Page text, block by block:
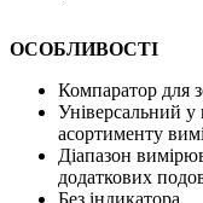
ОСОБЛИВОСТІ
Компаратор для
Універсальний
асортименту
Діапазон
додаткових
Без індикатора